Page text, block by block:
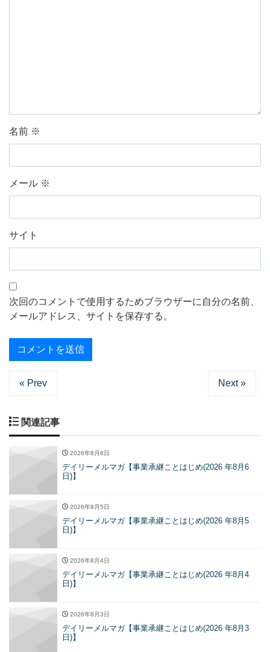
名前 ※
メール ※
サイト
次回のコメントで使用するためブラウザーに自分の名前、
メールアドレス、サイトを保存する。
« Prev Next »
関連記事
2026年8月6日
デイリーメルマガ【事業承継ことはじめ(2026 年8月6
日)】
2026年8月5日
デイリーメルマガ【事業承継ことはじめ(2026 年8月5
日)】
2026年8月4日
デイリーメルマガ【事業承継ことはじめ(2026 年8月4
日)】
2026年8月3日
デイリーメルマガ【事業承継ことはじめ(2026 年8月3
日)】